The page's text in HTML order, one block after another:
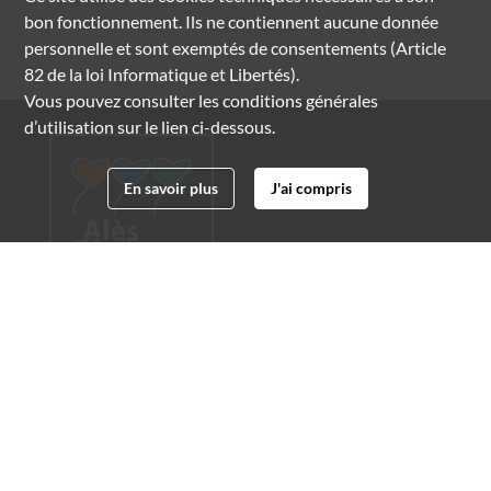
bon fonctionnement. Ils ne contiennent aucune donnée
personnelle et sont exemptés de consentements (Article
82 de la loi Informatique et Libertés).
Vous pouvez consulter les conditions générales
d’utilisation sur le lien ci-dessous.
En savoir plus J'ai compris